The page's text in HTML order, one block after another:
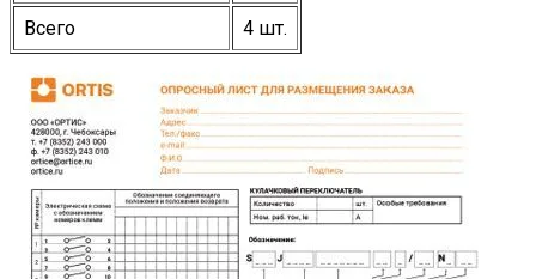
Всего 4 шт.